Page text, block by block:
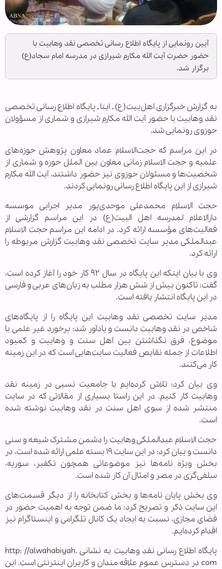
آیین رونمایی از پایگاه اطلاع رسانی تخصصی نقد وهابیت با
حضور حضرت آیت الله مکارم شیرازی در مدرسه امام سجاد(ع)
برگزار شد.
به گزارش خبرگزاری اهل‌بیت(ع) ـ ابنا ـ پایگاه اطلاع رسانی تخصصی
نقد وهابیت با حضور آیت الله مکارم شیرازی و شماری از مسؤولان
حوزوی رونمایی شد.
در این مراسم که حجت‌الاسلام عماد معاون پژوهش حوزه‌های
علمیه و حجت الاسلام زمانی معاون بین الملل حوزه و شماری از
شخصیت‌ها و مسئولان حوزوی نیز حضور داشتند، آیت الله مکارم
شیرازی از این پایگاه اطلاع رسانی رونمایی کردند.
حجت الاسلام محمدعلی موحدی‌پور مدیر اجرایی موسسه
دارالاعلام لمدرسه اهل البیت(ع) در این مراسم گزارشی از
فعالیت‌های مؤسسه ارائه کرد. در ادامه این مراسم حجت الاسلام
عبدالملکی مدیر سایت تخصصی نقد وهابیت گزارش مربوطه را
ارائه کرد.
وی با بیان اینکه این پایگاه در سال ۹۲ کار خود را آغاز کرده است،
گفت: تاکنون بیش از شش هزار مطلب به زبان‌های عربی و فارسی
در این پایگاه انتشار یافته است.
مدیر سایت تخصصی نقد وهابیت این پایگاه را از پایگاه‌های
شاخص در نقد وهابیت دانست و یادآور شد: برخورد غیر علمی با
موضوع، فرق نگذاشتن بین اهل سنت و وهابیت و کمبود
اطلاعات از جمله نقایص فعالیت سایت‌هایی است که در این زمینه
کار می‌کنند.
وی بیان کرد: تلاش کرده‌ایم با جامعیت نسبی در زمینه نقد
وهابیت کار کنیم. در این راستا بسیاری از مقالاتی که در سایت
منتشر شده از سوی اهل سنت در نقد وهابیت نوشته شده
است.
حجت الاسلام عبدالملکی وهابیت را دشمن مشترک شیعه و سنی
دانست و بیان کرد: در این سایت ۱۹ بسته علمی ارائه شده است، در
بخش ویژه نامه‌ها نیز موضوعاتی همچون تکفیر، سوریه،
سلفی‌گری در مصر و امثال آن کار شده است.
وی بخش پایان نامه‌ها و بخش کتابخانه را از دیگر قسمت‌های
این سایت ذکر و تصریح کرد: ما ضمن توجه به اهمیت حضور در
فضای مجازی، نسبت به ایجاد یک کانال تلگرامی و اینستاگرام نیز
اقدام کرده‌ایم.
پایگاه اطلاع رسانی نقد وهابیت به نشانی http: //alwahabiyah.
com در دسترس عموم علاقه مندان و کاربران اینترنتی است. این